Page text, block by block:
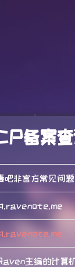
备案
吧非官方常见问
主编的计算